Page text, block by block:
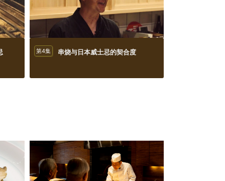
第4集 串烧与日本威士忌的契合度